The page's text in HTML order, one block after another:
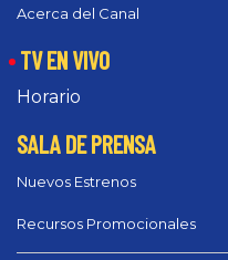
Acerca del Canal
TV EN VIVO
Horario
SALA DE PRENSA
Nuevos Estrenos
Recursos Promocionales